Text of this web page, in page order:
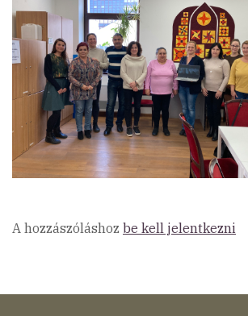
A hozzászóláshoz be kell jelentkezni